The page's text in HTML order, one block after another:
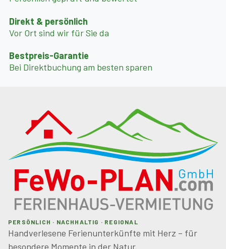
Direkt & persönlich
Vor Ort sind wir für Sie da
Bestpreis-Garantie
Bei Direktbuchung am besten sparen
PERSÖNLICH · NACHHALTIG · REGIONAL
Handverlesene Ferienunterkünfte mit Herz – für
besondere Momente in der Natur.